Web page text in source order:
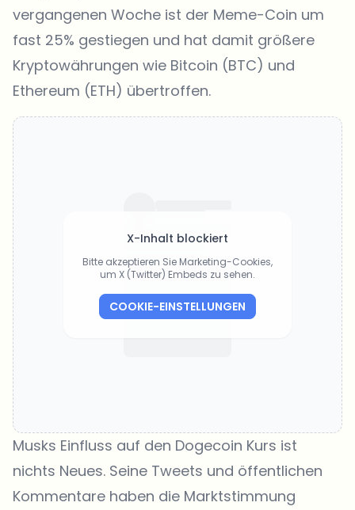
vergangenen Woche ist der Meme-Coin um
fast 25% gestiegen und hat damit größere
Kryptowährungen wie Bitcoin (BTC) und
Ethereum (ETH) übertroffen.
X-Inhalt blockiert
Bitte akzeptieren Sie Marketing-Cookies,
um X (Twitter) Embeds zu sehen.
COOKIE-EINSTELLUNGEN
Musks Einfluss auf den Dogecoin Kurs ist
nichts Neues. Seine Tweets und öffentlichen
Kommentare haben die Marktstimmung